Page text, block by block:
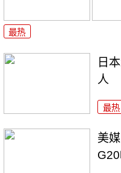
最热
日
人
最热
美